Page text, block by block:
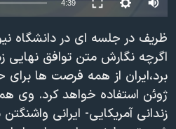
حقوق شهروندی
اقتصادی
علم و فناوری
اسرائیل در جنگ
انتخابات ریاست جمهوری آمریکا ۲۰۲۴
حمله جمهوری اسلامی به اسرائیل
رمز مهسا
ورزش زنان در ایران
دنبال کنید
زبانهای مختلف
4:39
ظریف در جلسه ای در دانشگاه
اگرچه نگارش متن توافق نهایی
ژوئن استفاده خواهد کرد. وی
زندانی آمریکایی- ایرانی